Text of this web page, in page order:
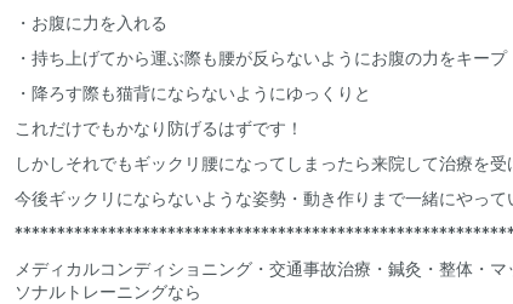
・お腹に力を入れる
・持ち上げてから運ぶ際も腰が反らないようにお腹の力をキープ
・降ろす際も猫背にならないようにゆっくりと
これだけでもかなり防げるはずです！
しかしそれでもギックリ腰になってしまったら来院して治療を
今後ギックリにならないような姿勢・動き作りまで一緒にやって
メディカルコンディショニング・交通事故治療・鍼灸・整体・
ソナルトレーニングなら